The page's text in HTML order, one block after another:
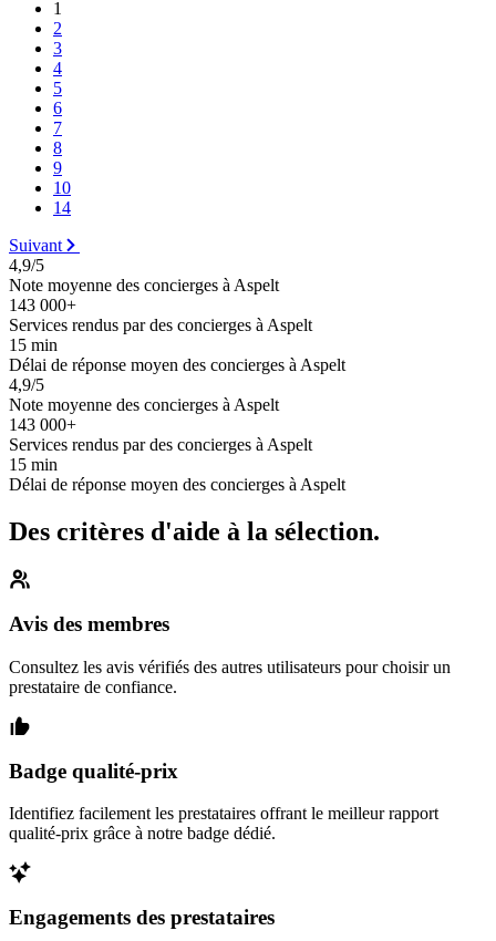
1
2
3
4
5
6
7
8
9
10
14
Suivant
4,9/5
Note moyenne des concierges à Aspelt
143 000+
Services rendus par des concierges à Aspelt
15 min
Délai de réponse moyen des concierges à Aspelt
4,9/5
Note moyenne des concierges à Aspelt
143 000+
Services rendus par des concierges à Aspelt
15 min
Délai de réponse moyen des concierges à Aspelt
Des critères d'aide à la sélection.
Avis des membres
Consultez les avis vérifiés des autres utilisateurs pour choisir un
prestataire de confiance.
Badge qualité-prix
Identifiez facilement les prestataires offrant le meilleur rapport
qualité-prix grâce à notre badge dédié.
Engagements des prestataires